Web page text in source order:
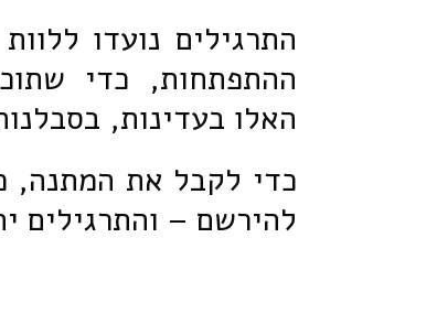
התרגילים נועדו
ההתפתחות, כדי
האלו בעדינות,
כדי לקבל את המתנה,
להירשם – והתרגילים